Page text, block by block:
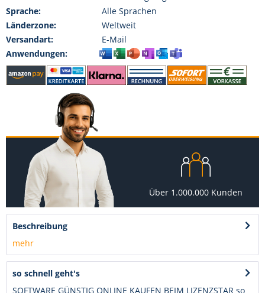
Sprache:
Alle Sprachen
Länderzone:
Weltweit
Versandart:
E-Mail
Anwendungen:
Über 1.000.000 Kunden
Beschreibung
mehr
so schnell geht's
SOFTWARE GÜNSTIG ONLINE KAUFEN BEIM LIZENZSTAR so